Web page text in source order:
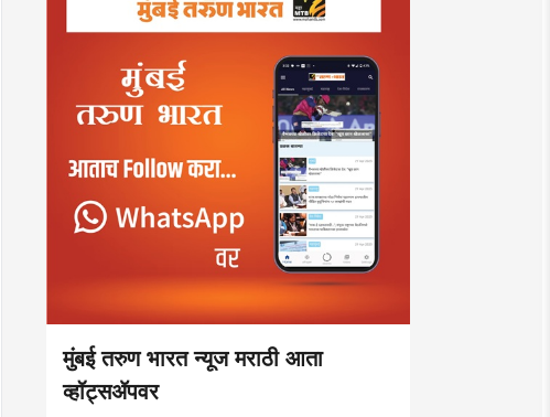
मुंबई तरुण भारत न्यूज मराठी आता
व्हॉट्सॲपवर